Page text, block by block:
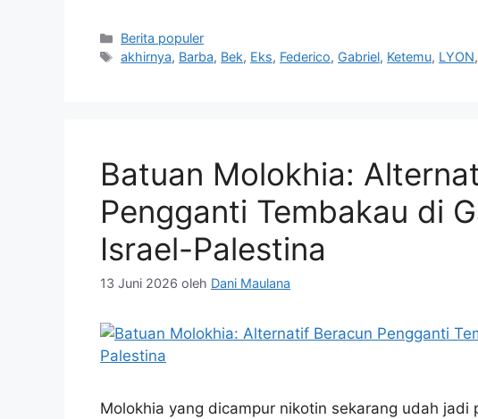
Kategori
Berita populer
Tag
akhirnya, Barba, Bek, Eks, Federico, Gabriel, Ketemu, LYON,
Batuan Molokhia:
Pengganti Tembakau di
Israel-Palestina
13 Juni 2026 oleh Dani Maulana
Molokhia yang dicampur nikotin sekarang udah jadi